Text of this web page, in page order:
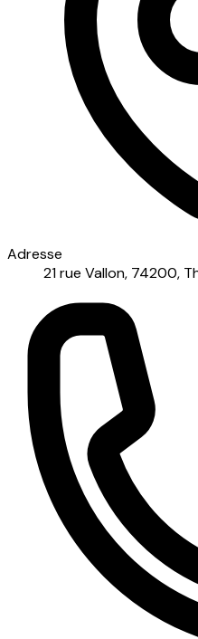
Adresse
21 rue Vallon, 74200,